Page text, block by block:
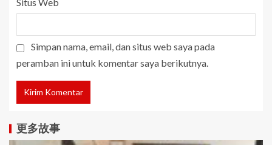
Simpan nama, email, dan situs web saya pada
peramban ini untuk komentar saya berikutnya.
更多故事